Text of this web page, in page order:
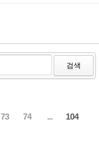
검색
73 74 ... 104